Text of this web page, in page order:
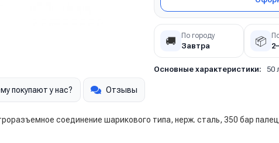
🚚 По городу
Завтра 📦
Основные характеристики: 50
покупают у нас? Отзывы
соединение шарикового типа, нерж. сталь, 350 бар